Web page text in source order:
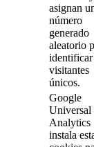
asignan
número
generado
aleatorio
identificar
visitantes
únicos.
Google
Universal
Analytics
instala